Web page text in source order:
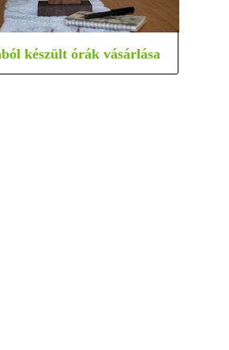
készült órák vásárlása